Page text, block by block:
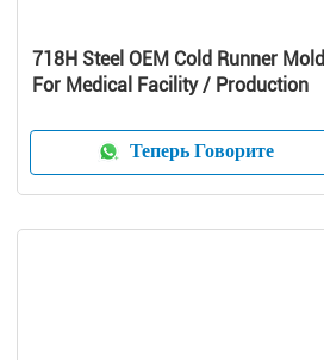
718H Steel OEM Cold Runner Mold
For Medical Facility / Production
Теперь Говорите